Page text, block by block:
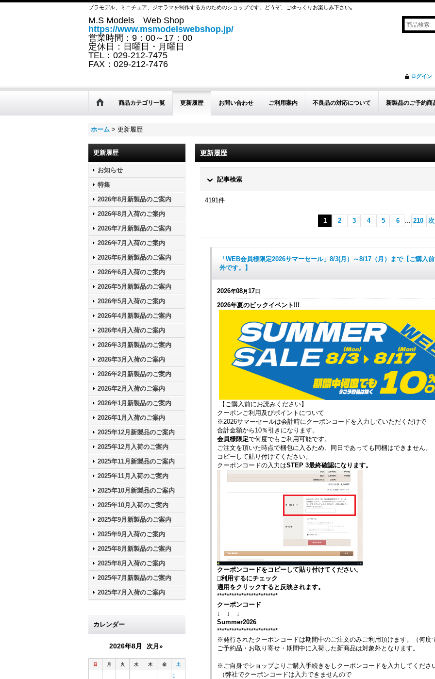
プラモデル、ミニチュア、ジオラマを制作する方のためのショップです。どうぞ、ごゆっくりお楽しみ下さい｡
M.S Models Web Shop
https://www.msmodelswebshop.jp/
営業時間：9：00～17：00
定休日：日曜日・月曜日
TEL：029-212-7475
FAX：029-212-7476
ログイン
商品カテゴリ一覧 更新履歴 お問い合わせ ご利用案内 不良品の対応について 新製品のご予約商
ホーム > 更新履歴
更新履歴
お知らせ
特集
2026年8月新製品のご案内
2026年8月入荷のご案内
2026年7月新製品のご案内
2026年7月入荷のご案内
2026年6月新製品のご案内
2026年6月入荷のご案内
2026年5月新製品のご案内
2026年5月入荷のご案内
2026年4月新製品のご案内
2026年4月入荷のご案内
2026年3月新製品のご案内
2026年3月入荷のご案内
2026年2月新製品のご案内
2026年2月入荷のご案内
2026年1月新製品のご案内
2026年1月入荷のご案内
2025年12月新製品のご案内
2025年12月入荷のご案内
2025年11月新製品のご案内
2025年11月入荷のご案内
2025年10月新製品のご案内
2025年10月入荷のご案内
2025年9月新製品のご案内
2025年9月入荷のご案内
2025年8月新製品のご案内
2025年8月入荷のご案内
2025年7月新製品のご案内
2025年7月入荷のご案内
カレンダー
2026年8月 次月»
日 月 火 水 木 金 土
1
更新履歴
記事検索
4191件
1 2 3 4 5 6 ... 210 次
「WEB会員様限定2026サマーセール」8/3(月）～8/17（月）まで【ご購入
外です。】
2026年08月17日
2026年夏のビックイベント!!!
【ご購入前にお読みください】
クーポンご利用及びポイントについて
※2026サマーセールは会計時にクーポンコードを入力していただくだけで
合計金額から10％引きになります。
会員様限定で何度でもご利用可能です。
ご注文を頂いた時点で梱包に入るため、同日であっても同梱はできません。
コピーして貼り付けてください。
クーポンコードの入力はSTEP 3最終確認になります。
クーポンコードをコピーして貼り付けてください。
□利用するにチェック
適用をクリックすると反映されます。
*************************
クーポンコード
↓ ↓ ↓
Summer2026
*************************
※発行されたクーポンコードは期間中のご注文のみご利用頂けます。（何度
ご予約品・お取り寄せ・期間中に入荷した新商品は対象外となります。
※ご自身でショップよりご購入手続きをしクーポンコードを入力してくださ
（弊社でクーポンコードは入力できませんので